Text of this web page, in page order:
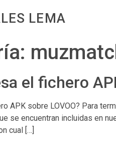
LEMA
el fichero
APK sobre LOVOO? Para
se encuentran incluidas en
cual […]